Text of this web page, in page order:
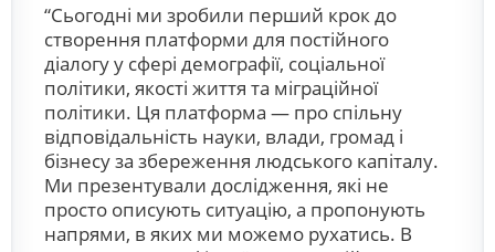
“Сьогодні ми зробили перший крок до
створення платформи для постійного
діалогу у сфері демографії, соціальної
політики, якості життя та міграційної
політики. Ця платформа — про спільну
відповідальність науки, влади, громад і
бізнесу за збереження людського капіталу.
Ми презентували дослідження, які не
просто описують ситуацію, а пропонують
напрями, в яких ми можемо рухатись. В